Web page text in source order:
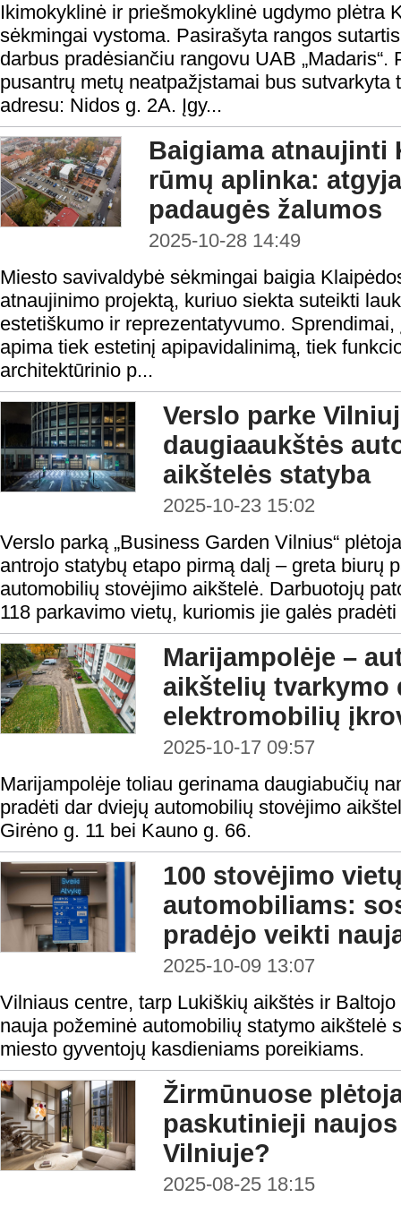
Ikimokyklinė ir priešmokyklinė ugdymo plėtra
sėkmingai vystoma. Pasirašyta rangos
darbus pradėsiančiu rangovu UAB „Madaris“.
pusantrų metų neatpažįstamai bus sutvarkyta
adresu: Nidos g. 2A. Įgy...
Baigiama atnaujinti
rūmų aplinka:
padaugės žalumos
2025-10-28 14:49
Miesto savivaldybė sėkmingai baigia
atnaujinimo projektą, kuriuo siekta suteikti
estetiškumo ir reprezentatyvumo.
apima tiek estetinį apipavidalinimą, tiek
architektūrinio p...
Verslo parke
daugiaaukštės
aikštelės statyba
2025-10-23 15:02
Verslo parką „Business Garden Vilnius“
antrojo statybų etapo pirmą dalį – greta biurų
automobilių stovėjimo aikštelė. Darbuotojų
118 parkavimo vietų, kuriomis jie galės
Marijampolėje –
aikštelių tvarkymo
elektromobilių
2025-10-17 09:57
Marijampolėje toliau gerinama daugiabučių
pradėti dar dviejų automobilių stovėjimo
Girėno g. 11 bei Kauno g. 66.
100 stovėjimo
automobiliams:
pradėjo veikti
2025-10-09 13:07
Vilniaus centre, tarp Lukiškių aikštės ir
nauja požeminė automobilių statymo aikštelė
miesto gyventojų kasdieniams poreikiams.
Žirmūnuose
paskutinieji
Vilniuje?
2025-08-25 18:15